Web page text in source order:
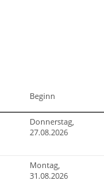
Beginn
Donnerstag,
27.08.2026
Montag,
31.08.2026